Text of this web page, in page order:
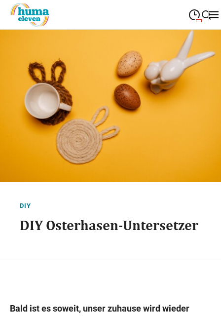
Suche schließen
09:00—19:00
Dienstag
DIENSTAG 09:00—19:00
Mittwoch
MITTWOCH 09:00
Donnerstag
DONNERSTAG
Wegbeschreibung
DIY
DIY Osterhasen-Untersetzer
Bald ist essoweit, unser zuhause wird wieder